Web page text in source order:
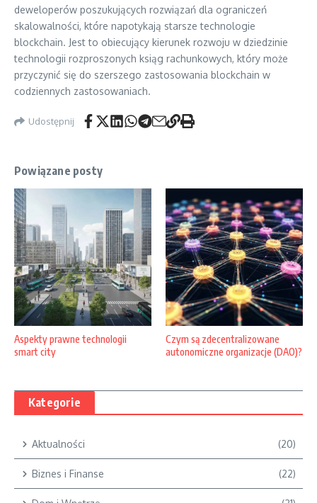
deweloperów poszukujących rozwiązań dla ograniczeń
skalowalności, które napotykają starsze technologie
blockchain. Jest to obiecujący kierunek rozwoju w dziedzinie
technologii rozproszonych ksiąg rachunkowych, który może
przyczynić się do szerszego zastosowania blockchain w
codziennych zastosowaniach.
Udostępnij
Powiązane posty
Aspekty prawne technologii
smart city
Czym są zdecentralizowane
autonomiczne organizacje (DAO)?
Kategorie
Aktualności (20)
Biznes i Finanse (22)